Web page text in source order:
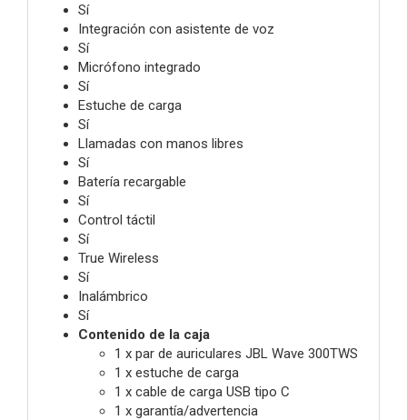
Sí
Integración con asistente de voz
Sí
Micrófono integrado
Sí
Estuche de carga
Sí
Llamadas con manos libres
Sí
Batería recargable
Sí
Control táctil
Sí
True Wireless
Sí
Inalámbrico
Sí
Contenido de la caja
1 x par de auriculares JBL Wave 300TWS
1 x estuche de carga
1 x cable de carga USB tipo C
1 x garantía/advertencia